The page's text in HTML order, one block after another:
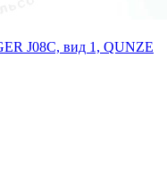
J08C, вид 1, QUNZE